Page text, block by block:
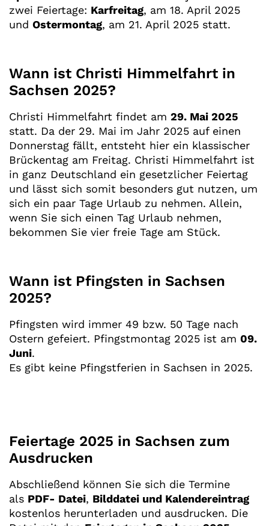
zwei Feiertage: Karfreitag, am 18. April 2025
und Ostermontag, am 21. April 2025 statt.
Wann ist Christi Himmelfahrt in
Sachsen 2025?
Christi Himmelfahrt findet am 29. Mai 2025
statt. Da der 29. Mai im Jahr 2025 auf einen
Donnerstag fällt, entsteht hier ein klassischer
Brückentag am Freitag. Christi Himmelfahrt ist
in ganz Deutschland ein gesetzlicher Feiertag
und lässt sich somit besonders gut nutzen, um
sich ein paar Tage Urlaub zu nehmen. Allein,
wenn Sie sich einen Tag Urlaub nehmen,
bekommen Sie vier freie Tage am Stück.
Wann ist Pfingsten in Sachsen
2025?
Pfingsten wird immer 49 bzw. 50 Tage nach
Ostern gefeiert. Pfingstmontag 2025 ist am 09.
Juni.
Es gibt keine Pfingstferien in Sachsen in 2025.
Feiertage 2025 in Sachsen zum
Ausdrucken
Abschließend können Sie sich die Termine
als PDF- Datei, Bilddatei und Kalendereintrag
kostenlos herunterladen und ausdrucken. Die